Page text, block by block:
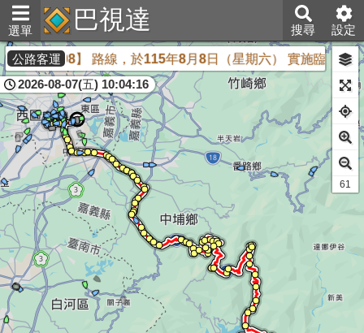
選單 巴視達 搜尋 設定
公路客運
【5608】 路線，於115年8月8日（星期六） 實施臨時班
2026-08-07(五) 10:04:16
61